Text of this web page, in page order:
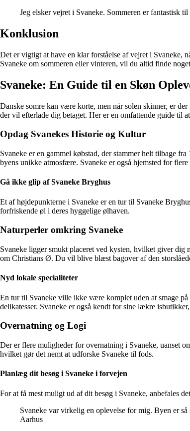
Jeg elsker vejret i Svaneke. Sommeren er fantastisk
Konklusion
Det er vigtigt at have en klar forståelse af vejret i Svaneke,
Svaneke om sommeren eller vinteren, vil du altid finde
Svaneke: En Guide til en Skøn
Danske somre kan være korte, men når solen skinner, er
der vil efterlade dig betaget. Her er en omfattende guide
Opdag Svanekes Historie og Kultur
Svaneke er en gammel købstad, der stammer helt tilbage
byens unikke atmosfære. Svaneke er også hjemsted for
Gå ikke glip af Svaneke Bryghus
Et af højdepunkterne i Svaneke er en tur til Svaneke
forfriskende øl i deres hyggelige ølhaven.
Naturperler omkring Svaneke
Svaneke ligger smukt placeret ved kysten, hvilket giver
om Christians Ø. Du vil blive blæst bagover af den
Nyd lokale specialiteter
En tur til Svaneke ville ikke være komplet uden at smage
delikatesser. Svaneke er også kendt for sine lækre
Overnatning og Logi
Der er flere muligheder for overnatning i Svaneke, uanset
hvilket gør det nemt at udforske Svaneke til fods.
Planlæg dit besøg i Svaneke i forvejen
For at få mest muligt ud af dit besøg i Svaneke, anbefales
Svaneke var virkelig en oplevelse for mig. Byen er
Aarhus